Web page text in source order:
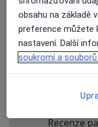
Názory
Recenze
obsahu na základě
preference můžete
nastavení. Další
soukromí a